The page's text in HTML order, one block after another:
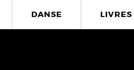
DANSE LIVRES